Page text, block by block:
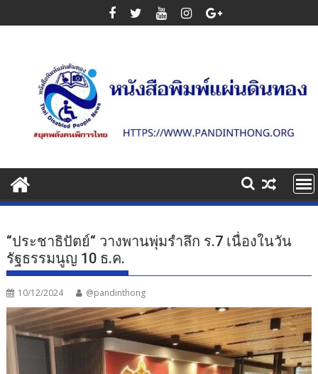
to
“ประชาธิปัตย์“ วางพานพุ่มรำลึก ร.7 เนื่องในวัน
รัฐธรรมนูญ 10 ธ.ค.
10/12/2024 @pandinthong